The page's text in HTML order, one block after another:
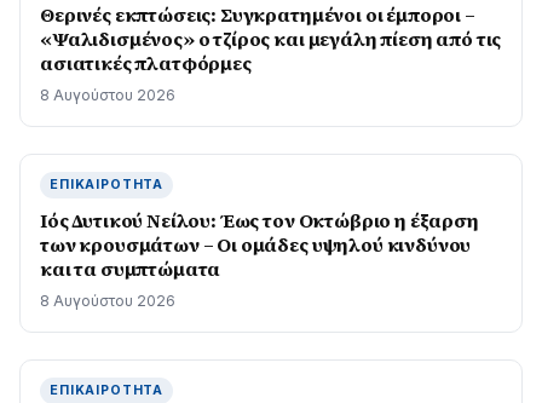
Θερινές εκπτώσεις: Συγκρατημένοι οι έμποροι –
«Ψαλιδισμένος» ο τζίρος και μεγάλη πίεση από τις
ασιατικές πλατφόρμες
8 Αυγούστου 2026
ΕΠΙΚΑΙΡΌΤΗΤΑ
Ιός Δυτικού Νείλου: Έως τον Οκτώβριο η έξαρση
των κρουσμάτων – Οι ομάδες υψηλού κινδύνου
και τα συμπτώματα
8 Αυγούστου 2026
ΕΠΙΚΑΙΡΌΤΗΤΑ